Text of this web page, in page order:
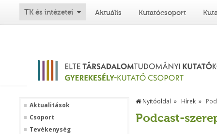
TK és intézetei Aktuális Kutatócsoport
Aktualitások
Csoport
Tevékenység
Nyitóoldal Hírek
Podcast-